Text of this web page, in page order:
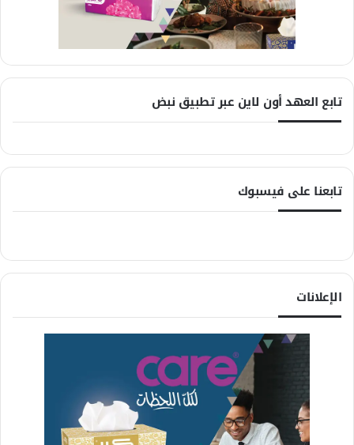
تابع العهد أون لاين عبر تطبيق نبض
تابعنا على فيسبوك
الإعلانات